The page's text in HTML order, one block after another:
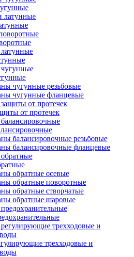
чугунные резьбовые
чугунные фланцевые
от протечек
балансировочные резьбовые
балансировочные фланцевые
обратные осевые
обратные поворотные
обратные створчатые
обратные шаровые
трехходовые и